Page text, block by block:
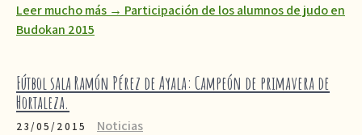
Leer mucho más → Participación de los alumnos de judo en
Budokan 2015
Fútbol sala Ramón Pérez de Ayala: Campeón de primavera de
Hortaleza.
23/05/2015
Noticias